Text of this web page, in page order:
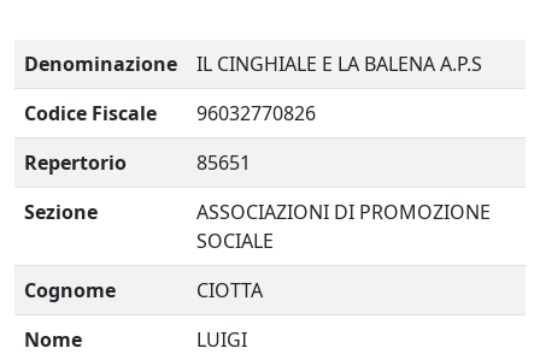
Denominazione
IL CINGHIALE E LA BALENA A.P.S
Codice Fiscale
96032770826
Repertorio
85651
Sezione
ASSOCIAZIONI DI PROMOZIONE
SOCIALE
Cognome
CIOTTA
Nome
LUIGI